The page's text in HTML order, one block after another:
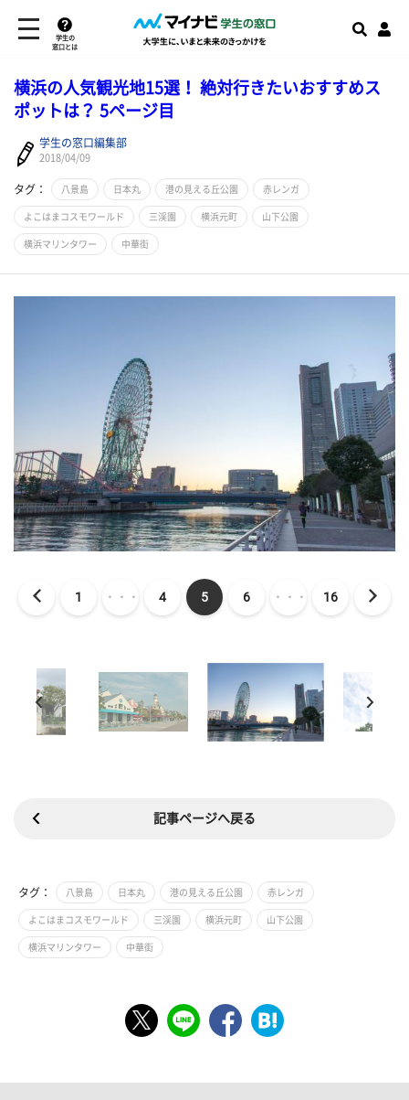
学生の
窓口とは
横浜の人気観光地15選！ 絶対行きたいおすすめス
ポットは？ 5ページ目
学生の窓口編集部
2018/04/09
タグ： 八景島 日本丸 港の見える丘公園 赤レンガ
よこはまコスモワールド 三渓園 横浜元町 山下公園
横浜マリンタワー 中華街
1 ・・・ 4 5 6 ・・・ 16
記事ページへ戻る
タグ： 八景島 日本丸 港の見える丘公園 赤レンガ
よこはまコスモワールド 三渓園 横浜元町 山下公園
横浜マリンタワー 中華街